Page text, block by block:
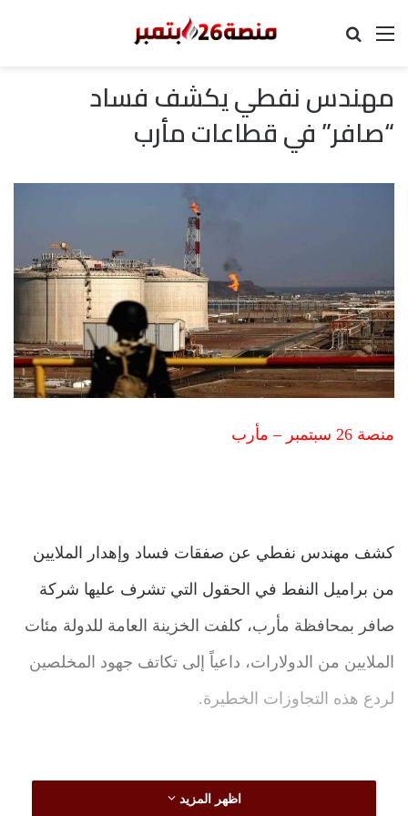
القائمة
مهندس نفطي يكشف فساد
“صافر” في قطاعات مأرب
منصة 26 سبتمبر – مأرب
كشف مهندس نفطي عن صفقات فساد وإهدار الملايين
من براميل النفط في الحقول التي تشرف عليها شركة
صافر بمحافظة مأرب، كلفت الخزينة العامة للدولة مئات
الملايين من الدولارات، داعياً إلى تكاتف جهود المخلصين
لردع هذه التجاوزات الخطيرة.
اظهر المزيد